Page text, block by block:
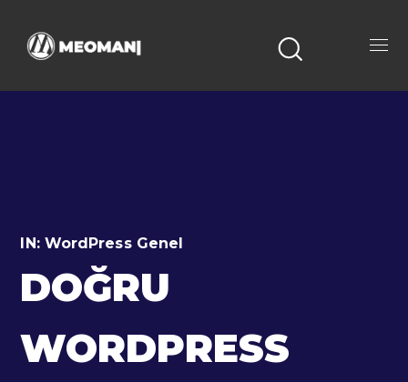
IN: WordPress Genel
DOĞRU
WORDPRESS